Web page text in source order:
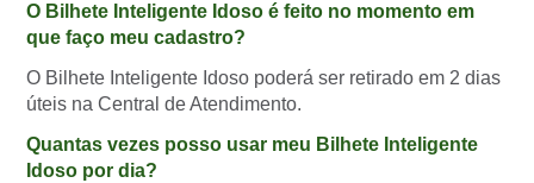
O Bilhete Inteligente Idoso é feito no momento em
que faço meu cadastro?
O Bilhete Inteligente Idoso poderá ser retirado em 2 dias
úteis na Central de Atendimento.
Quantas vezes posso usar meu Bilhete Inteligente
Idoso por dia?